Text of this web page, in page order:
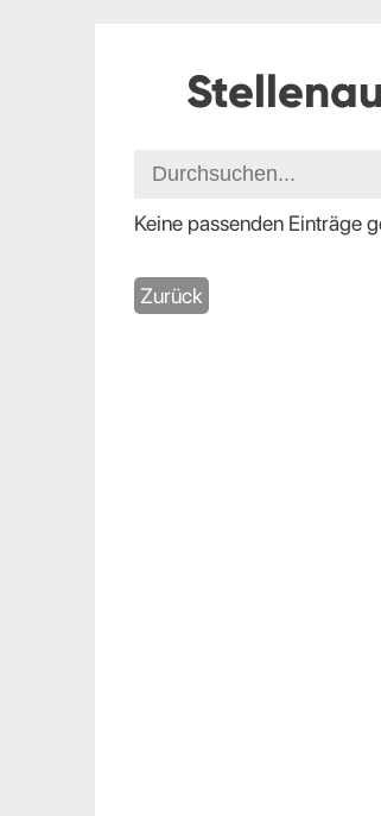
Keine passenden Einträge
Zurück